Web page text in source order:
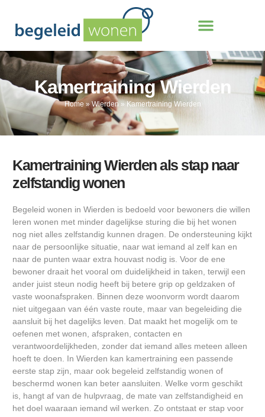
Kamertraining Wierden
Home»Wierden »Kamertraining Wierden
Kamertraining Wierden als stap naar
zelfstandig wonen
Begeleid wonen in Wierden is bedoeld voor bewoners die willen
leren wonen met minder dagelijkse sturing die bij het wonen
nog niet alles zelfstandig kunnen dragen. De ondersteuning kijkt
naar de persoonlijke situatie, naar wat iemand al zelf kan en
naar de punten waar extra houvast nodig is. Voor de ene
bewoner draait het vooral om duidelijkheid in taken, terwijl een
ander juist steun nodig heeft bij betere grip op geldzaken of
vaste woonafspraken. Binnen deze woonvorm wordt daarom
niet uitgegaan van één vaste route, maar van begeleiding die
aansluit bij het dagelijks leven. Dat maakt het mogelijk om te
oefenen met wonen, afspraken, contacten en
verantwoordelijkheden, zonder dat iemand alles meteen alleen
hoeft te doen. In Wierden kan kamertraining een passende
eerste stap zijn, maar ook begeleid zelfstandig wonen of
beschermd wonen kan beter aansluiten. Welke vorm geschikt
is, hangt af van de hulpvraag, de mate van zelfstandigheid en
het doel waaraan iemand wil werken. Zo ontstaat er stap voor